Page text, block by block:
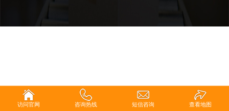
返回首页 一键拨号 短信联系 在线咨询
访问官网 咨询热线 短信咨询 查看地图